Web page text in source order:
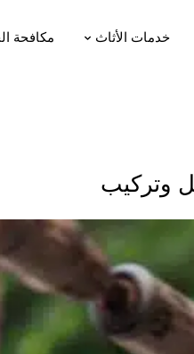
خدمات الأثاث مكافحة